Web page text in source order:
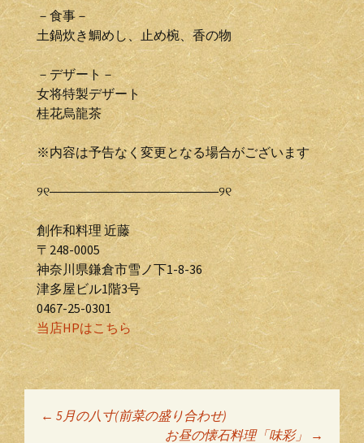
－食事－
土鍋炊き鯛めし、止め椀、香の物
－デザート－
女将特製デザート
桂花烏龍茶
※内容は予告なく変更となる場合がございます
୨୧―――――――――――――୨୧
創作和料理 近藤
〒248-0005
神奈川県鎌倉市雪ノ下1-8-36
津多屋ビル1階3号
0467-25-0301
当店HPはこちら
← 5月の八寸(前菜の盛り合わせ)
お昼の懐石料理「味彩」
→